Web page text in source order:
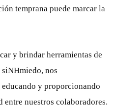
temprana puede marcar la
y brindar herramientas de
nos
y proporcionando
entre nuestros colaboradores.